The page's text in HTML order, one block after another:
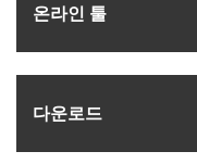
온라인 툴
다운로드